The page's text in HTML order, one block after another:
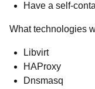
Have a self-
What technologies
Libvirt
HAProxy
Dnsmasq